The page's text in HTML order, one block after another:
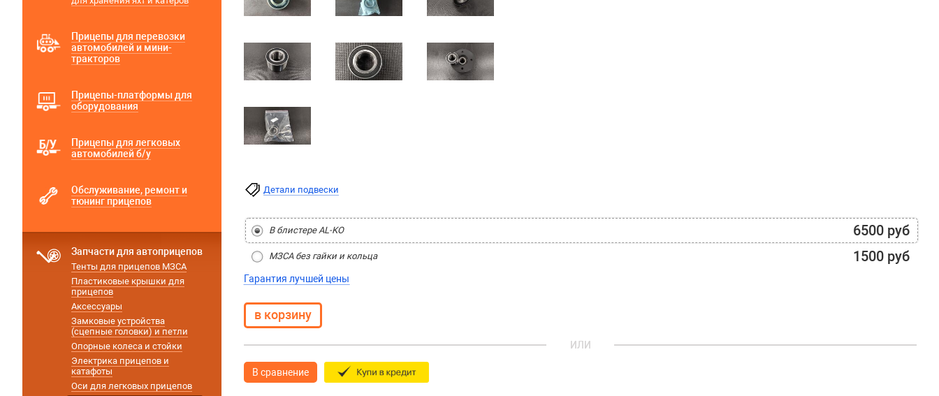
Детали подвески
В блистере AL-KO 6500 руб
МЗСА без гайки и кольца 1500 руб
Гарантия лучшей цены
ИЛИ
В сравнение
Прицепы для перевозки
автомобилей и мини-
тракторов
Прицепы-платформы для
оборудования
Прицепы для легковых
автомобилей б/у
Обслуживание, ремонт и
тюнинг прицепов
Запчасти для автоприцепов
Тенты для прицепов МЗСА
Пластиковые крышки для
прицепов
Аксессуары
Замковые устройства
(сцепные головки) и петли
Опорные колеса и стойки
Электрика прицепов и
катафоты
Оси для легковых прицепов